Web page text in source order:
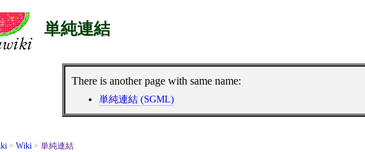
単純連結
There is another page with same name:
単純連結 (SGML)
> Wiki > 単純連結